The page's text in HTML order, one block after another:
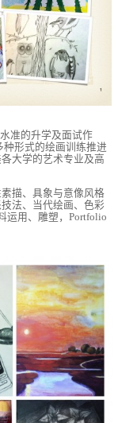
准的升学及面试作
形式的绘画训练推进
大学的艺术专业及高
描、具象与意像风格
法、当代绘画、色彩
运用、雕塑，Portfolio